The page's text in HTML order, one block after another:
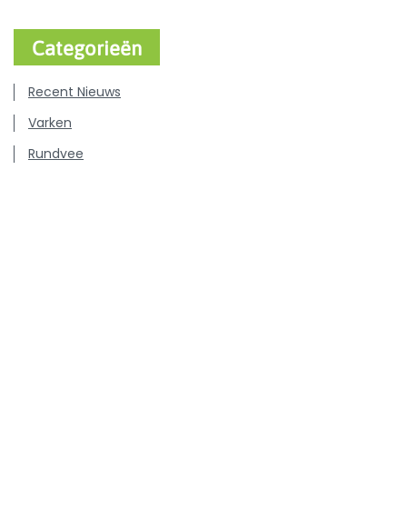
Categorieën
Recent Nieuws
Varken
Rundvee